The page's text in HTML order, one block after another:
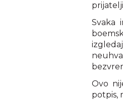
Svaka
Ovo
potpis,